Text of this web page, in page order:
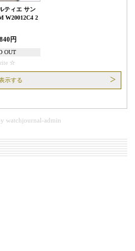
ティエ サン
W20012C4 2
円
OUT
示する
watchjournal-admin